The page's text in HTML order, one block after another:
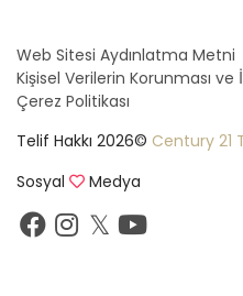
Web Sitesi Aydınlatma Metni
Kişisel Verilerin Korunması ve
Çerez Politikası
Telif Hakkı 2026© Century 21
Sosyal
Medya